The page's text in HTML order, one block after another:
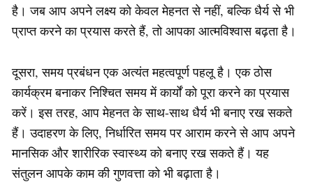
है। जब आप अपने लक्ष्य को केवल मेहनत से नहीं, बल्कि धैर्य से भी
प्राप्त करने का प्रयास करते हैं, तो आपका आत्मविश्वास बढ़ता है।
दूसरा, समय प्रबंधन एक अत्यंत महत्वपूर्ण पहलू है। एक ठोस
कार्यक्रम बनाकर निश्चित समय में कार्यों को पूरा करने का प्रयास
करें। इस तरह, आप मेहनत के साथ-साथ धैर्य भी बनाए रख सकते
हैं। उदाहरण के लिए, निर्धारित समय पर आराम करने से आप अपने
मानसिक और शारीरिक स्वास्थ्य को बनाए रख सकते हैं। यह
संतुलन आपके काम की गुणवत्ता को भी बढ़ाता है।